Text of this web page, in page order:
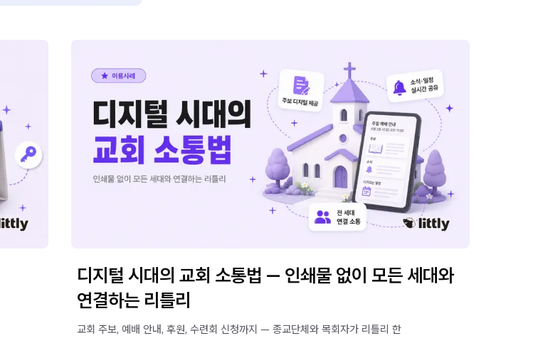
디지털 시대의 교회 소통법 — 인쇄물 없이 모든 세대와
연결하는 리틀리
교회 주보, 예배 안내, 후원, 수련회 신청까지 — 종교단체와 목회자가 리틀리 한